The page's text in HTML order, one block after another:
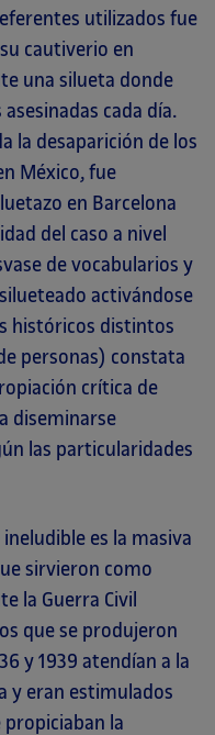
utilizados fue
cautiverio en
una silueta donde
cada día.
la desaparición de los
México, fue
en Barcelona
del caso a nivel
de vocabularios y
activándose
históricos distintos
personas) constata
crítica de
diseminarse
las particularidades
es la masiva
sirvieron como
la Guerra Civil
que se produjeron
y 1939 atendían a la
y eran estimulados
la